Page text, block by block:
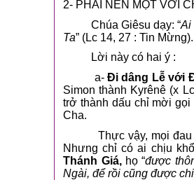
2- PHẢI NÊN MỘT VỚI
Chúa Giêsu dạy: “Ai
Ta” (Lc 14, 27 : Tin Mừng).
Lời này có hai ý :
a- Đi dâng Lễ với
Simon thành Kyrênê (x
trở thành dấu chỉ mời
Cha.
Thực vậy, mọi đau
Nhưng chỉ có ai chịu
Thánh Giá, họ “được
Ngài, để rồi cũng được